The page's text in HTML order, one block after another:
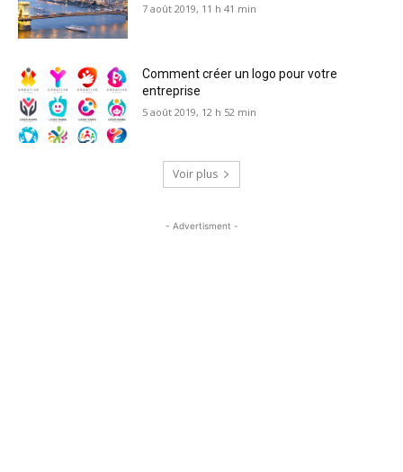
7 août 2019, 11 h 41 min
Comment créer un logo pour votre
entreprise
5 août 2019, 12 h 52 min
Voir plus
- Advertisment -